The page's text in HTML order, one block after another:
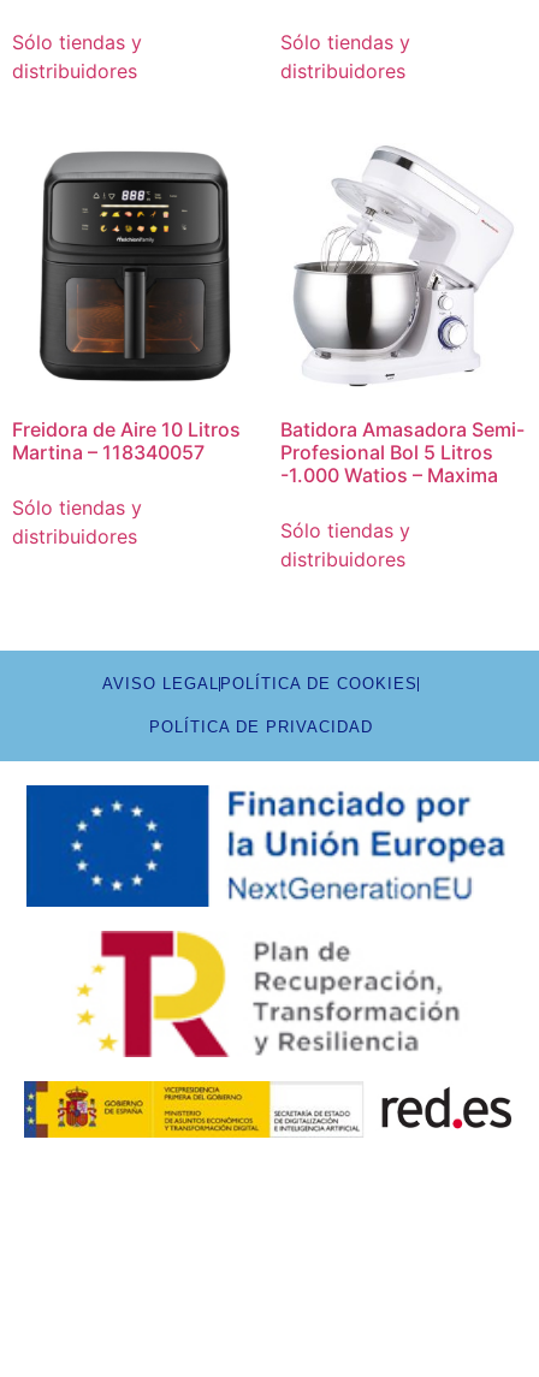
Sólo tiendas y
distribuidores
Sólo tiendas y
distribuidores
Freidora de Aire 10 Litros
Martina – 118340057
Sólo tiendas y
distribuidores
Batidora Amasadora Semi-
Profesional Bol 5 Litros
-1.000 Watios – Maxima
Sólo tiendas y
distribuidores
AVISO LEGAL POLÍTICA DE COOKIES
POLÍTICA DE PRIVACIDAD